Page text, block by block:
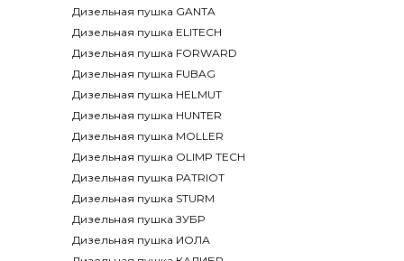
Дизельная пушка GANTA
Дизельная пушка ELITECH
Дизельная пушка FORWARD
Дизельная пушка FUBAG
Дизельная пушка HELMUT
Дизельная пушка HUNTER
Дизельная пушка MOLLER
Дизельная пушка OLIMP TECH
Дизельная пушка PATRIOT
Дизельная пушка STURM
Дизельная пушка ЗУБР
Дизельная пушка ИОЛА